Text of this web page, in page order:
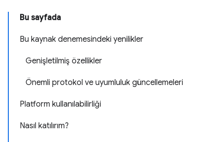
Bu sayfada
Bu kaynak denemesindeki yenilikler
Genişletilmiş özellikler
Önemli protokol ve uyumluluk güncellemeleri
Platform kullanılabilirliği
Nasıl katılırım?